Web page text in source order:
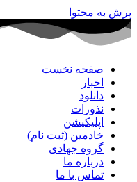
پرش به محتوا
صفحه نخست
اخبار
دانلود
نذورات
اپلیکیشن
خادمین (ثبت نام)
گروه جهادی
درباره ما
تماس با ما